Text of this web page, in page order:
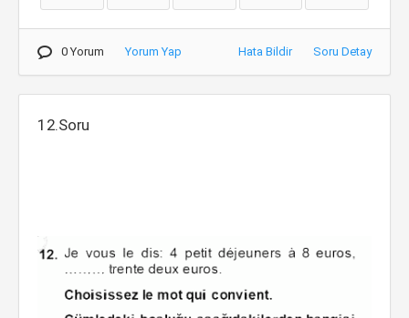
0 Yorum Yorum Yap Hata Bildir Soru Detay
12.Soru